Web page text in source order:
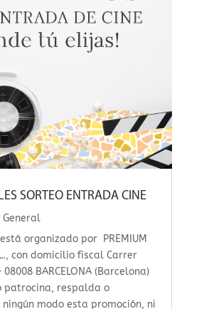
SORTEO ENTRADA CINE
General
organizado por PREMIUM
con domicilio fiscal Carrer
BARCELONA (Barcelona)
patrocina, respalda o
modo esta promoción, ni